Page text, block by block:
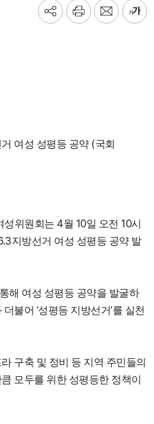
기
프
메
글
여성 성평등 공약 (국회
위원회는 4월 10일 오전 10시
지방선거 여성 성평등 공약 발
해 여성 성평등 공약을 발굴하
불어 ‘성평등 지방선거’를 실천
구축 및 정비 등 지역 주민들의
모두를 위한 성평등한 정책이